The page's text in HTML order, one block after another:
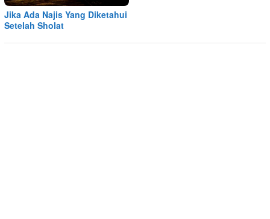
Jika Ada Najis Yang Diketahui
Setelah Sholat